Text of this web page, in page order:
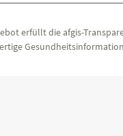
erfüllt die afgis-